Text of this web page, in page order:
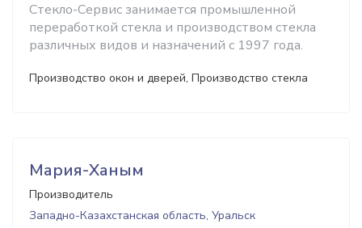
Стекло-Сервис занимается промышленной
переработкой стекла и производством стекла
различных видов и назначений с 1997 года.
Производство окон и дверей, Производство стекла
Мария-Ханым
Производитель
Западно-Казахстанская область, Уральск